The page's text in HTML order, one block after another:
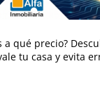
qué precio?
tu casa y evita